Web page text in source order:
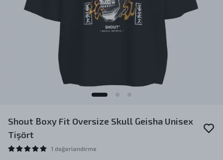
Shout Boxy Fit Oversize Skull Geisha Unisex
Tişört
1 değerlendirme